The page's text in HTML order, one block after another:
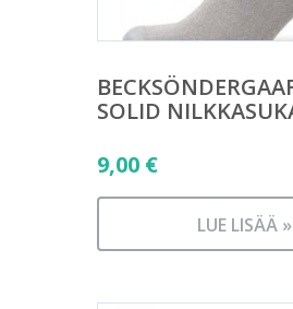
SOLID
9,00 €
LUE LISÄÄ »